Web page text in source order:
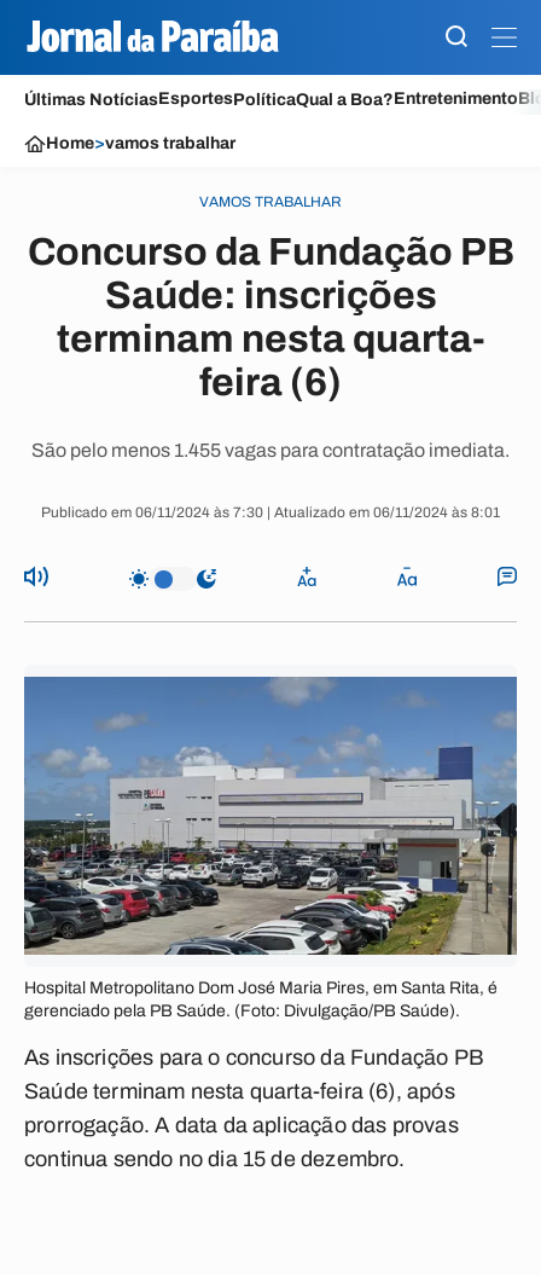
Últimas NotíciasEsportesPolíticaQual a Boa?Entretenimento
Home>vamos trabalhar
VAMOS TRABALHAR
Concurso da Fundação PB
Saúde: inscrições
terminam nesta quarta-
feira (6)
São pelo menos 1.455 vagas para contratação imediata.
Publicado em 06/11/2024 às 7:30 | Atualizado em 06/11/2024 às 8:01
Hospital Metropolitano Dom José Maria Pires, em Santa Rita, é
gerenciado pela PB Saúde. (Foto: Divulgação/PB Saúde).
As inscrições para o concurso da Fundação PB
Saúde terminam nesta quarta-feira (6), após
prorrogação. A data da aplicação das provas
continua sendo no dia 15 de dezembro.